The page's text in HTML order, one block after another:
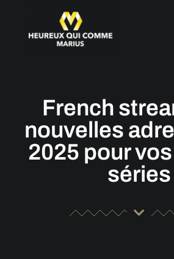
French
nouvelles
2025 pour
séries